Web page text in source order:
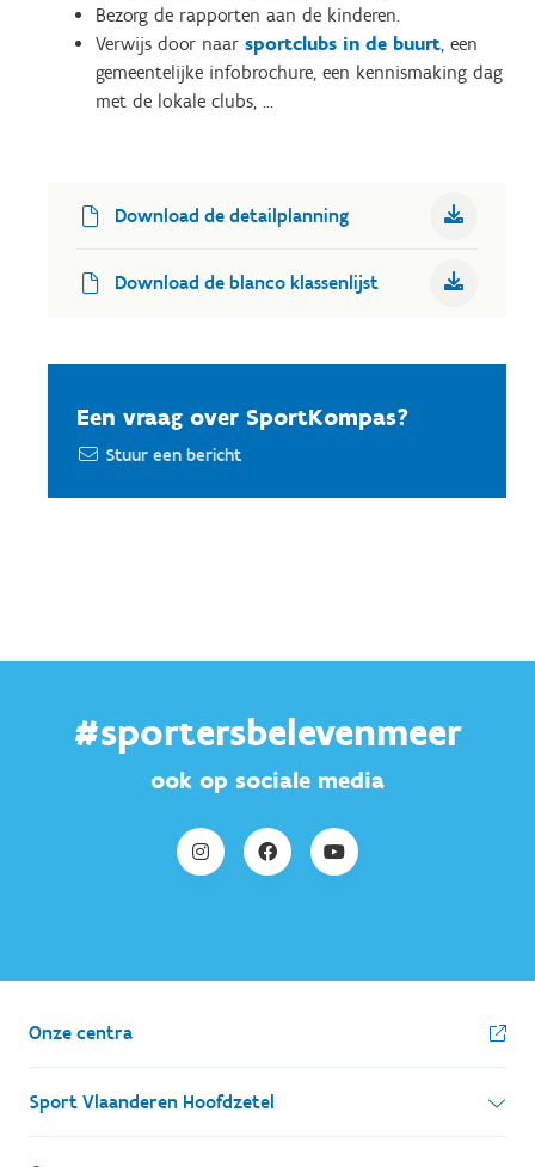
Bezorg de rapporten aan de kinderen.
Verwijs door naar sportclubs in de buurt, een
gemeentelijke infobrochure, een kennismaking dag
met de lokale clubs, …
Download de detailplanning
Download de blanco klassenlijst
Een vraag over SportKompas?
Stuur een bericht
#sportersbelevenmeer
ook op sociale media
Onze centra
Sport Vlaanderen Hoofdzetel
Simon Bolivarlaan 17